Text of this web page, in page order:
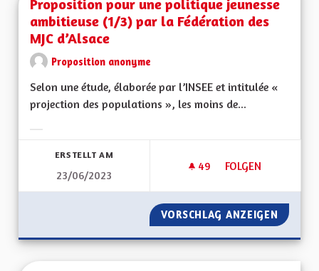
Proposition pour une politique jeunesse
ambitieuse (1/3) par la Fédération des
MJC d’Alsace
Proposition anonyme
Selon une étude, élaborée par l’INSEE et intitulée «
projection des populations », les moins de...
ERSTELLT AM
23/06/2023
49 49 FOLLOWER
FOLGEN
PROPOSITION
VORSCHLAG ANZEIGEN